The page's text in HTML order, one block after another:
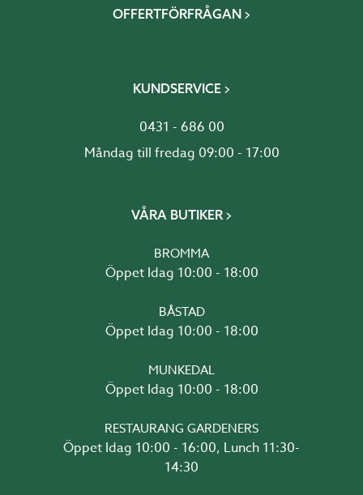
OFFERTFÖRFRÅGAN
KUNDSERVICE
0431 - 686 00
Måndag till fredag 09:00 - 17:00
VÅRA BUTIKER
BROMMA
Öppet Idag 10:00 - 18:00
BÅSTAD
Öppet Idag 10:00 - 18:00
MUNKEDAL
Öppet Idag 10:00 - 18:00
RESTAURANG GARDENERS
Öppet Idag 10:00 - 16:00, Lunch 11:30-
14:30